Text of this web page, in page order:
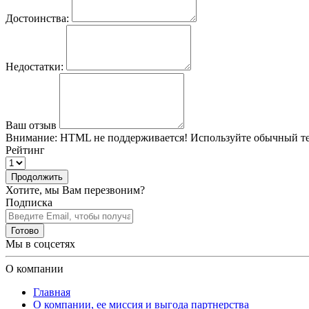
Достоинства:
Недостатки:
Ваш отзыв
Внимание: HTML не поддерживается! Используйте обычный
Рейтинг
Продолжить
Хотите, мы Вам перезвоним?
Подписка
Готово
Мы в соцсетях
О компании
Главная
О компании, ее миссия и выгода партнерства